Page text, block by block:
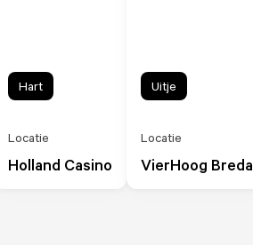
Holland Casino
Locatie
Hart
VierHoog Breda
Locatie
Uitje